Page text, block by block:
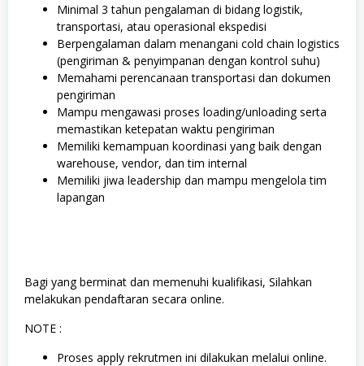
Minimal 3 tahun pengalaman di bidang logistik,
transportasi, atau operasional ekspedisi
Berpengalaman dalam menangani cold chain logistics
(pengiriman & penyimpanan dengan kontrol suhu)
Memahami perencanaan transportasi dan dokumen
pengiriman
Mampu mengawasi proses loading/unloading serta
memastikan ketepatan waktu pengiriman
Memiliki kemampuan koordinasi yang baik dengan
warehouse, vendor, dan tim internal
Memiliki jiwa leadership dan mampu mengelola tim
lapangan
Bagi yang berminat dan memenuhi kualifikasi, Silahkan
melakukan pendaftaran secara online.
NOTE :
Proses apply rekrutmen ini dilakukan melalui online.